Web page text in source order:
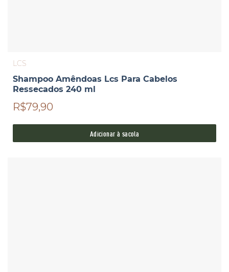
LCS
Shampoo Amêndoas Lcs Para Cabelos
Ressecados 240 ml
R$79,90
Adicionar à sacola